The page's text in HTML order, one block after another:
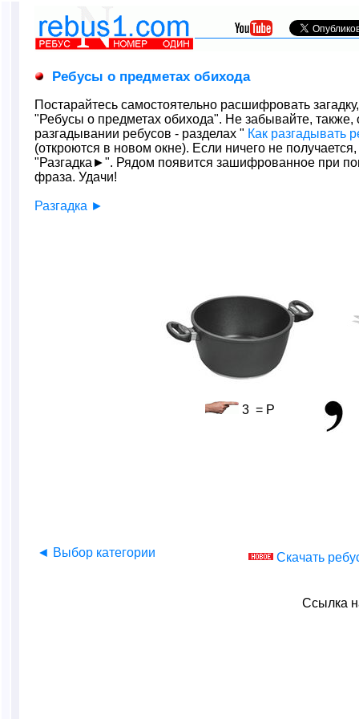
Ребусы о предметах обихода
Постарайтесь самостоятельно расшифровать
"Ребусы о предметах обихода". Не забывайте,
разгадывании ребусов - разделах " Как разгадывать
(откроются в новом окне). Если ничего не
"Разгадка►". Рядом появится зашифрованное при
фраза. Удачи!
Разгадка ►
3 = Р
◄ Выбор категории Скачать
Ссылка